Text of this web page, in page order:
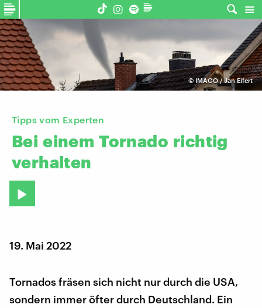
©IMAGO / Jan Eifert
Tipps vom Experten
Bei einem Tornado richtig
verhalten
19. Mai 2022
Tornados fräsen sich nicht nur durch die USA,
sondern immer öfter durch Deutschland. Ein